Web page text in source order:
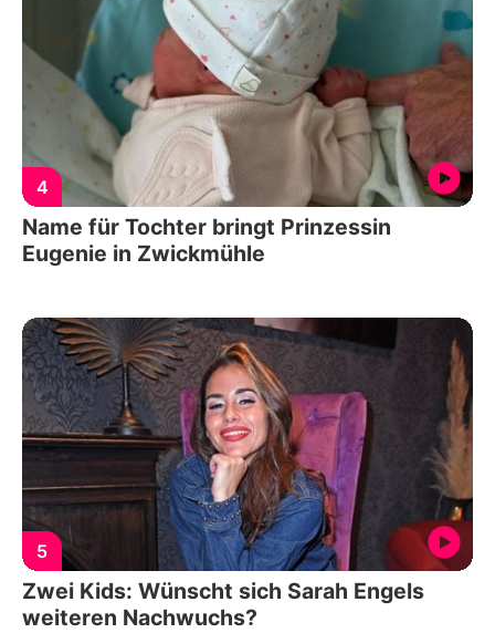
4
Name für Tochter bringt Prinzessin
Eugenie in Zwickmühle
5
Zwei Kids: Wünscht sich Sarah Engels
weiteren Nachwuchs?